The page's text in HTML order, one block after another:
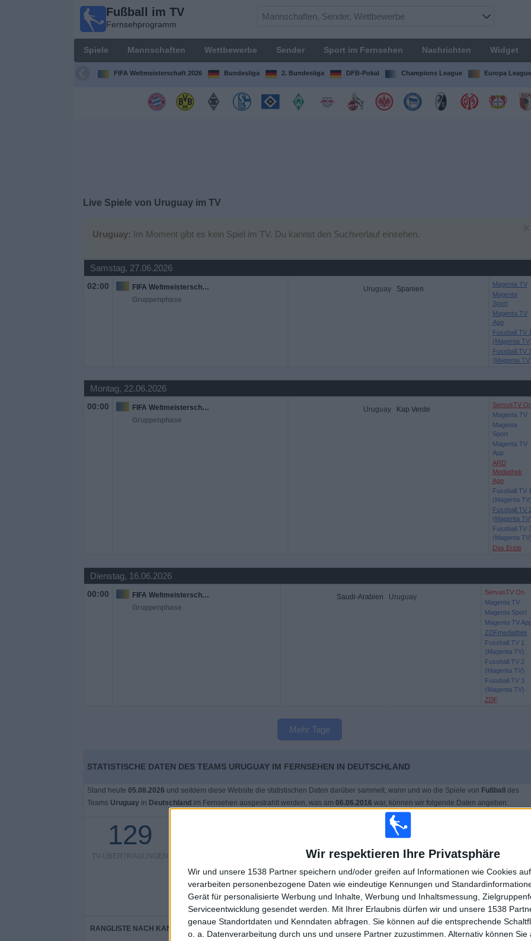
Wir respektieren Ihre Privatsphäre
Wir und unsere 1538 Partner speichern und/oder greifen auf Informationen wie Cookies
verarbeiten personenbezogene Daten wie eindeutige Kennungen und
Gerät für personalisierte Werbung und Inhalte, Werbung und Inhaltsmessung,
Serviceentwicklung gesendet werden.
Mit Ihrer Erlaubnis dürfen wir und unsere 1538
genaue Standortdaten und Kenndaten abfragen. Sie können auf die entsprechende
o. a. Datenverarbeitung durch uns und unsere Partner zuzustimmen. Alternativ können Sie
Fußball im TV
Fernsehprogramm
Spiele Mannschaften Wettbewerbe Sender Sport im Fernsehen Nachrichten Widget
FIFA Weltmeisterschaft 2026 Bundesliga 2. Bundesliga DFB-Pokal Champions League Europa League
Live Spiele von Uruguay im TV
Uruguay: Im Moment gibt es kein Spiel im TV. Du kannst den Suchverlauf einsehen.
Samstag, 27.06.2026
02:00
FIFA Weltmeisterschaft 2026
Gruppenphase
Uruguay Spanien
Magenta TV
Magenta
Sport
Magenta TV
App
Fussball.TV
(Magenta
Fussball.TV
(Magenta
Montag, 22.06.2026
00:00
FIFA Weltmeisterschaft 2026
Gruppenphase
Uruguay Kap Verde
ServusTV
Magenta TV
Magenta
Sport
Magenta TV
App
ARD
Mediathek
App
Fussball.TV
(Magenta
Fussball.TV
(Magenta
Fussball.TV
(Magenta
Das Erste
Dienstag, 16.06.2026
00:00
FIFA Weltmeisterschaft 2026
Gruppenphase
Saudi-Arabien Uruguay
ServusTV On
Magenta TV
Magenta Sport
Magenta TV
ZDFmediathek
Fussball.TV 1
(Magenta TV)
Fussball.TV 2
(Magenta TV)
Fussball.TV 3
(Magenta TV)
ZDF
Mehr Tage
STATISTISCHE DATEN DES TEAMS URUGUAY IM FERNSEHEN IN DEUTSCHLAND
Stand heute 05.08.2026 und seitdem diese Website die statistischen Daten darüber sammelt, wann und wo die Spiele von Fußball
des
Teams Uruguayin Deutschland im Fernsehen ausgestrahlt werden, was am 06.06.2016 war, können wir folgende Daten angeben:
129
TV-ÜBERTRAGUNGEN
39,53%
LETZTES KOSTENLOSES SPIEL
Uruguay - Kap Verde
22.06.2026 FIFA Weltmeisterschaft 2026 por
ServusTV On, Magenta TV, Magenta Sport,
Magenta TV App, ARD Mediathek App, Das
Erste, Fussball.TV 1 (Magenta TV), Fussball.TV
2 (Magenta TV), Fussball.TV 3 (Magenta TV)
RANGLISTE NACH KANÄLEN
Fußball im
Fernsehprogramm